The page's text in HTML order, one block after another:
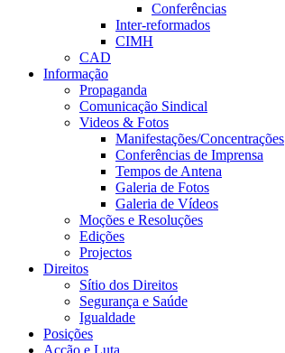
Conferências
Inter-reformados
CIMH
CAD
Informação
Propaganda
Comunicação Sindical
Videos & Fotos
Manifestações/Concentrações
Conferências de Imprensa
Tempos de Antena
Galeria de Fotos
Galeria de Vídeos
Moções e Resoluções
Edições
Projectos
Direitos
Sítio dos Direitos
Segurança e Saúde
Igualdade
Posições
Acção e Luta